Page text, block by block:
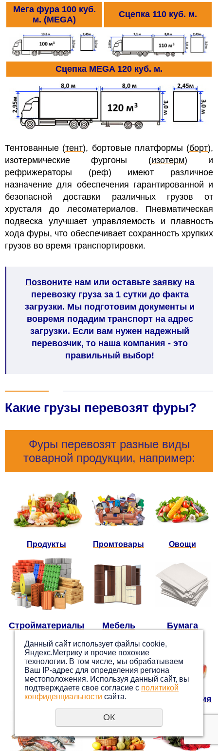
Мега фура 100 куб.
м. (MEGA)
Сцепка 110 куб. м.
Сцепка MEGA 120 куб. м.
Тентованные (тент), бортовые платформы (борт),
изотермические фургоны (изотерм) и
рефрижераторы (реф) имеют различное
назначение для обеспечения гарантированной и
безопасной доставки различных грузов от
хрусталя до лесоматериалов. Пневматическая
подвеска улучшает управляемость и плавность
хода фуры, что обеспечивает сохранность хрупких
грузов во время транспортировки.
Позвонитенам или оставьте заявкуна
перевозку груза за 1 сутки до факта
загрузки. Мы подготовим документы и
вовремя подадим транспорт на адрес
загрузки. Если вам нужен надежный
перевозчик, то наша компания - это
правильный выбор!
Какие грузы перевозят фуры?
Фуры перевозят разные виды
товарной продукции, например:
Продукты Промтовары Овощи
Стройматериалы Мебель Бумага
Медикаменты Кровля Парфюмерия
Данный сайт использует файлы cookie,
Яндекс.Метрику и прочие похожие
технологии. В том числе, мы обрабатываем
Ваш IP-адрес для определения региона
местоположения. Используя данный сайт, вы
подтверждаете свое согласие с политикой
конфиденциальности сайта.
ОК